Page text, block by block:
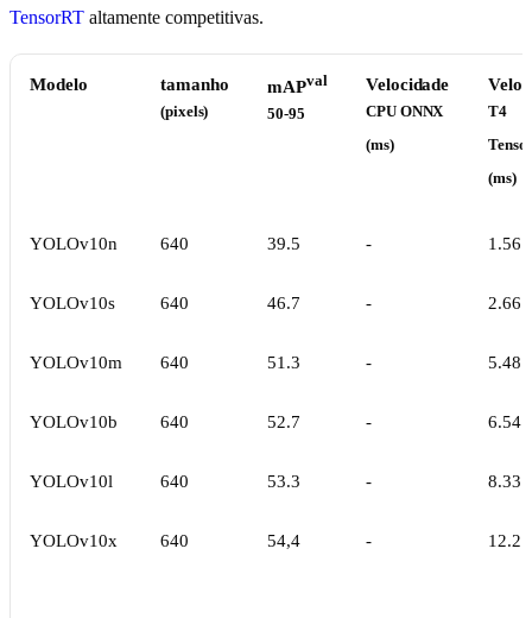
TensorRT altamente competitivas.
Modelo tamanho
(pixels)
mAPval
50-95
Velocidade
CPU ONNX
(ms)
T4
(ms)
YOLOv10n 640 39.5 - 1.56
YOLOv10s 640 46.7 - 2.66
YOLOv10m 640 51.3 - 5.48
YOLOv10b 640 52.7 - 6.54
YOLOv10l 640 53.3 - 8.33
YOLOv10x 640 54,4 - 12.2